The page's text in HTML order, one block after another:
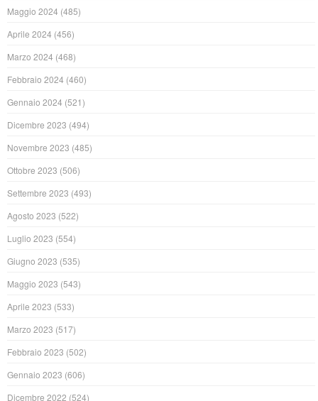
Maggio 2024 (485)
Aprile 2024 (456)
Marzo 2024 (468)
Febbraio 2024 (460)
Gennaio 2024 (521)
Dicembre 2023 (494)
Novembre 2023 (485)
Ottobre 2023 (506)
Settembre 2023 (493)
Agosto 2023 (522)
Luglio 2023 (554)
Giugno 2023 (535)
Maggio 2023 (543)
Aprile 2023 (533)
Marzo 2023 (517)
Febbraio 2023 (502)
Gennaio 2023 (606)
Dicembre 2022 (524)